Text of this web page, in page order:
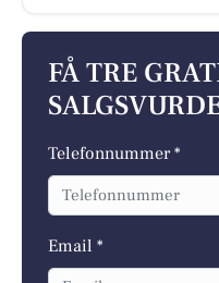
FÅ TRE
Telefonnummer *
Email *